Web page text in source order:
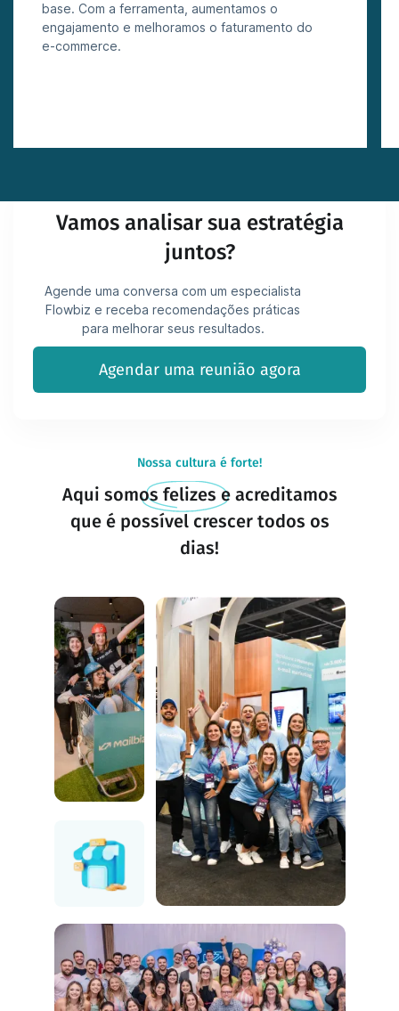
base. Com a ferramenta, aumentamos o
engajamento e melhoramos o faturamento do
e-commerce.
Vamos analisar sua estratégia
juntos?
Agende uma conversa com um especialista
Flowbiz e receba recomendações práticas
para melhorar seus resultados.
Agendar uma reunião agora
Nossa cultura é forte!
Aqui somos felizes e acreditamos
que é possível crescer todos os
dias!